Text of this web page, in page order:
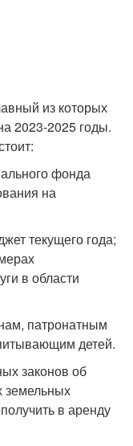
из которых
2023-2025 годы.
фонда
на
текущего года;
в области
патронатным
детей.
законов об
земельных
в аренду